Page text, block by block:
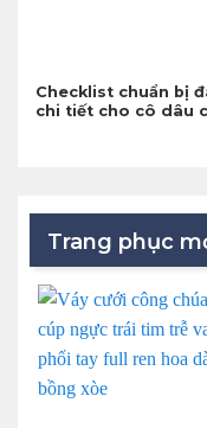
Checklist chuẩn bị
chi tiết cho cô dâu
Trang phục